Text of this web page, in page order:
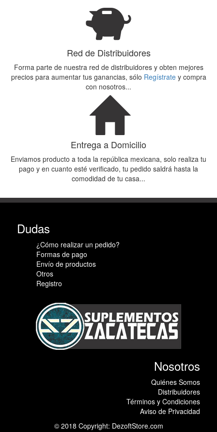
Red de Distribuidores
Forma parte de nuestra red de distribuidores y obten mejores
precios para aumentar tus ganancias, sólo Regístratey compra
con nosotros...
Entrega a Domicilio
Enviamos producto a toda la república mexicana, solo realiza tu
pago y en cuanto esté verificado, tu pedido saldrá hasta la
comodidad de tu casa...
Dudas
¿Cómo realizar un pedido?
Formas de pago
Envío de productos
Otros
Registro
Nosotros
Quiénes Somos
Distribuidores
Términos y Condiciones
Aviso de Privacidad
© 2018 Copyright: DezoftStore.com